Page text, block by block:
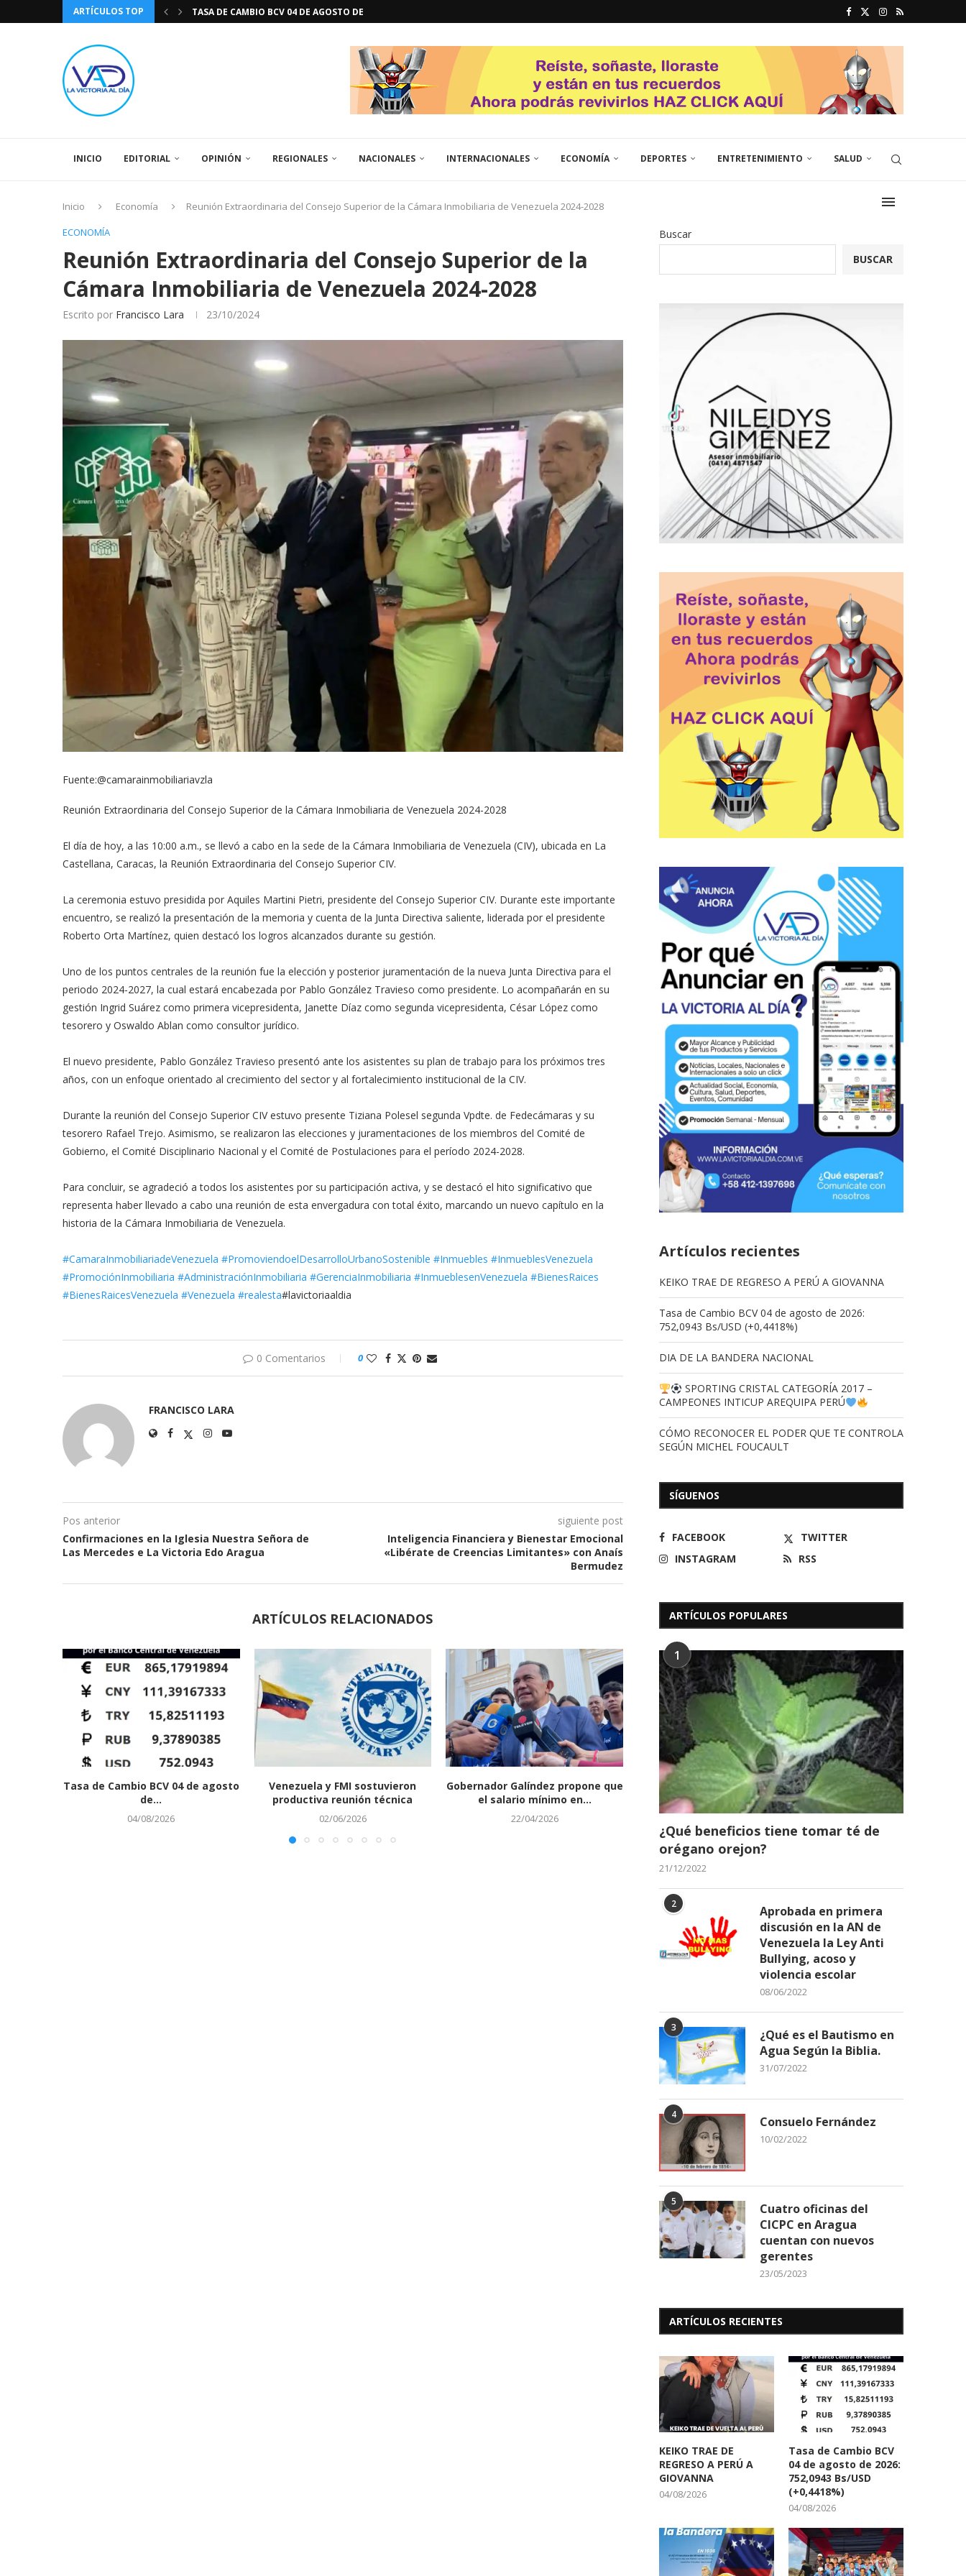
ARTÍCULOS TOP
TASA DE CAMBIO BCV 04 DE AGOSTO DE...
INICIO EDITORIAL OPINIÓN REGIONALES NACIONALES INTERNACIONALES ECONOMÍA DEPORTES ENTRETENIMIENTO SALUD
Inicio Economía
Reunión Extraordinaria del Consejo Superior de la Cámara Inmobiliaria de Venezuela 2024-2028
ECONOMÍA
Reunión Extraordinaria del Consejo Superior de la
Cámara Inmobiliaria de Venezuela 2024-2028
Escrito por Francisco Lara 23/10/2024
Fuente:@camarainmobiliariavzla
Reunión Extraordinaria del Consejo Superior de la Cámara Inmobiliaria de Venezuela 2024-2028
El día de hoy, a las 10:00 a.m., se llevó a cabo en la sede de la Cámara Inmobiliaria de Venezuela (CIV), ubicada en La
Castellana, Caracas, la Reunión Extraordinaria del Consejo Superior CIV.
La ceremonia estuvo presidida por Aquiles Martini Pietri, presidente del Consejo Superior CIV. Durante este importante
encuentro, se realizó la presentación de la memoria y cuenta de la Junta Directiva saliente, liderada por el presidente
Roberto Orta Martínez, quien destacó los logros alcanzados durante su gestión.
Uno de los puntos centrales de la reunión fue la elección y posterior juramentación de la nueva Junta Directiva para el
periodo 2024-2027, la cual estará encabezada por Pablo González Travieso como presidente. Lo acompañarán en su
gestión Ingrid Suárez como primera vicepresidenta, Janette Díaz como segunda vicepresidenta, César López como
tesorero y Oswaldo Ablan como consultor jurídico.
El nuevo presidente, Pablo González Travieso presentó ante los asistentes su plan de trabajo para los próximos tres
años, con un enfoque orientado al crecimiento del sector y al fortalecimiento institucional de la CIV.
Durante la reunión del Consejo Superior CIV estuvo presente Tiziana Polesel segunda Vpdte. de Fedecámaras y su
tesorero Rafael Trejo. Asimismo, se realizaron las elecciones y juramentaciones de los miembros del Comité de
Gobierno, el Comité Disciplinario Nacional y el Comité de Postulaciones para el período 2024-2028.
Para concluir, se agradeció a todos los asistentes por su participación activa, y se destacó el hito significativo que
representa haber llevado a cabo una reunión de esta envergadura con total éxito, marcando un nuevo capítulo en la
historia de la Cámara Inmobiliaria de Venezuela.
#CamaraInmobiliariadeVenezuela #PromoviendoelDesarrolloUrbanoSostenible #Inmuebles #InmueblesVenezuela
#PromociónInmobiliaria #AdministraciónInmobiliaria #GerenciaInmobiliaria #InmueblesenVenezuela #BienesRaices
#BienesRaicesVenezuela #Venezuela #realesta#lavictoriaaldia
0 Comentarios 0
FRANCISCO LARA
Pos anterior
Confirmaciones en la Iglesia Nuestra Señora de
Las Mercedes e La Victoria Edo Aragua
siguiente post
Inteligencia Financiera y Bienestar Emocional
«Libérate de Creencias Limitantes» con Anaís
Bermudez
ARTÍCULOS RELACIONADOS
Tasa de Cambio BCV 04 de agosto
de...
04/08/2026
Venezuela y FMI sostuvieron
productiva reunión técnica
02/06/2026
Gobernador Galíndez propone que
el salario mínimo en...
22/04/2026
Bajaron los precios del pollo,
carne y huevos
Autoridades
Asamblea Nacional el
Buscar
BUSCAR
Artículos recientes
KEIKO TRAE DE REGRESO A PERÚ A GIOVANNA
Tasa de Cambio BCV 04 de agosto de 2026:
752,0943 Bs/USD (+0,4418%)
DIA DE LA BANDERA NACIONAL
SPORTING CRISTAL CATEGORÍA 2017 –
CAMPEONES INTICUP AREQUIPA PERÚ
CÓMO RECONOCER EL PODER QUE TE CONTROLA
SEGÚN MICHEL FOUCAULT
SÍGUENOS
FACEBOOK
TWITTER
INSTAGRAM
RSS
ARTÍCULOS POPULARES
1
¿Qué beneficios tiene tomar té de
orégano orejon?
21/12/2022
2
Aprobada en primera
discusión en la AN de
Venezuela la Ley Anti
Bullying, acoso y
violencia escolar
08/06/2022
3
¿Qué es el Bautismo en
Agua Según la Biblia.
31/07/2022
4 Consuelo Fernández
10/02/2022
5
Cuatro oficinas del
CICPC en Aragua
cuentan con nuevos
gerentes
23/05/2023
ARTÍCULOS RECIENTES
KEIKO TRAE DE
REGRESO A PERÚ A
GIOVANNA
04/08/2026
Tasa de Cambio BCV
04 de agosto de 2026:
752,0943 Bs/USD
(+0,4418%)
04/08/2026